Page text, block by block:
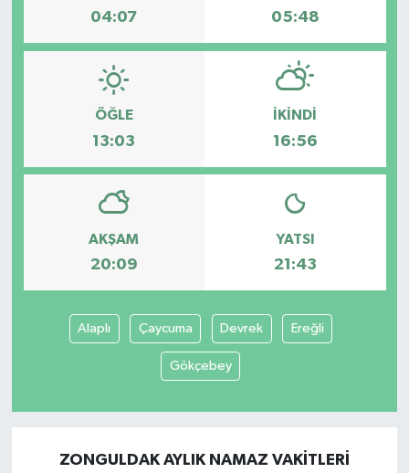
04:07 05:48
ÖĞLE
13:03
İKINDI
16:56
AKŞAM
20:09
YATSI
21:43
Alaplı Çaycuma Devrek Ereğli
Gökçebey
ZONGULDAK AYLIK NAMAZ VAKITLERI